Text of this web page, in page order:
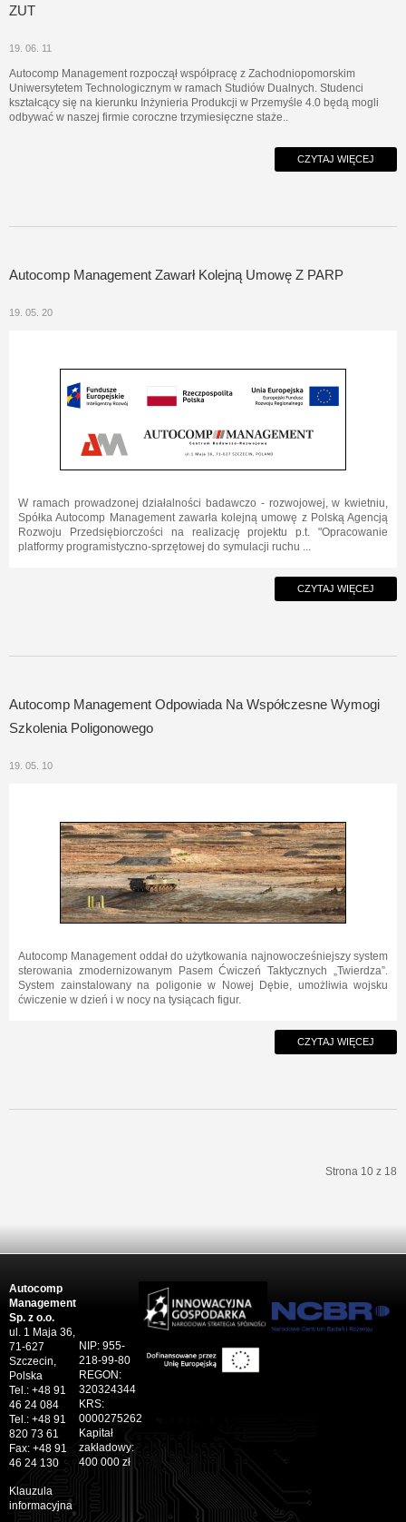
ZUT
19. 06. 11
Autocomp Management rozpoczął współpracę z Zachodniopomorskim
Uniwersytetem Technologicznym w ramach Studiów Dualnych. Studenci
kształcący się na kierunku Inżynieria Produkcji w Przemyśle 4.0 będą mogli
odbywać w naszej firmie coroczne trzymiesięczne staże..
CZYTAJ WIĘCEJ
Autocomp Management Zawarł Kolejną Umowę Z PARP
19. 05. 20
W ramach prowadzonej działalności badawczo - rozwojowej, w kwietniu,
Spółka Autocomp Management zawarła kolejną umowę z Polską Agencją
Rozwoju Przedsiębiorczości na realizację projektu p.t. "Opracowanie
platformy programistyczno-sprzętowej do symulacji ruchu ...
CZYTAJ WIĘCEJ
Autocomp Management Odpowiada Na Współczesne Wymogi
Szkolenia Poligonowego
19. 05. 10
Autocomp Management oddał do użytkowania najnowocześniejszy system
sterowania zmodernizowanym Pasem Ćwiczeń Taktycznych „Twierdza”.
System zainstalowany na poligonie w Nowej Dębie, umożliwia wojsku
ćwiczenie w dzień i w nocy na tysiącach figur.
CZYTAJ WIĘCEJ
Strona 10 z 18
Autocomp
Management
Sp. z o.o.
ul. 1 Maja 36,
71-627
Szczecin,
Polska
Tel.: +48 91
46 24 084
Tel.: +48 91
820 73 61
Fax: +48 91
46 24 130
Klauzula
informacyjna
NIP: 955-
218-99-80
REGON:
320324344
KRS:
0000275262
Kapitał
zakładowy:
400 000 zł